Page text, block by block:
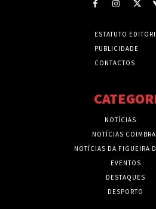
ESTATUTO
PUBLICIDADE
CONTACTOS
NOTÍCIAS
NOTÍCIAS COIMBRA
NOTÍCIAS DA FIGUEIRA
EVENTOS
DESTAQUES
DESPORTO